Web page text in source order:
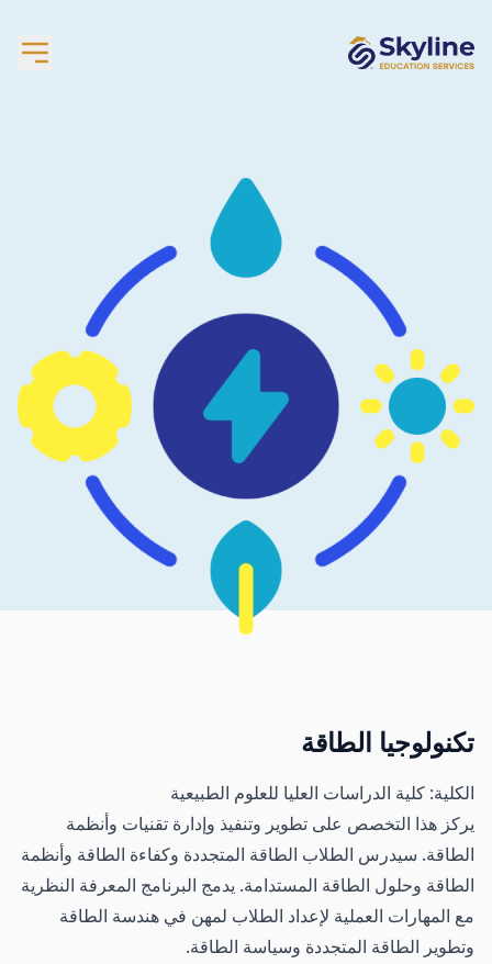
تكنولوجيا الطاقة
الكلية: كلية الدراسات العليا للعلوم الطبيعية
يركز هذا التخصص على تطوير وتنفيذ وإدارة تقنيات وأنظمة
الطاقة. سيدرس الطلاب الطاقة المتجددة وكفاءة الطاقة وأنظمة
الطاقة وحلول الطاقة المستدامة. يدمج البرنامج المعرفة النظرية
مع المهارات العملية لإعداد الطلاب لمهن في هندسة الطاقة
وتطوير الطاقة المتجددة وسياسة الطاقة.